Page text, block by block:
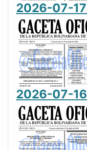
2026-07-
2026-07-